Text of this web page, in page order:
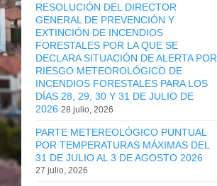
RESOLUCIÓN DEL DIRECTOR
GENERAL DE PREVENCIÓN Y
EXTINCIÓN DE INCENDIOS
FORESTALES POR LA QUE SE
DECLARA SITUACIÓN DE ALERTA POR
RIESGO METEOROLÓGICO DE
INCENDIOS FORESTALES PARA LOS
DÍAS 28, 29, 30 Y 31 DE JULIO DE
2026 28 julio, 2026
PARTE METEREOLÓGICO PUNTUAL
POR TEMPERATURAS MÁXIMAS DEL
31 DE JULIO AL 3 DE AGOSTO 2026
27 julio, 2026